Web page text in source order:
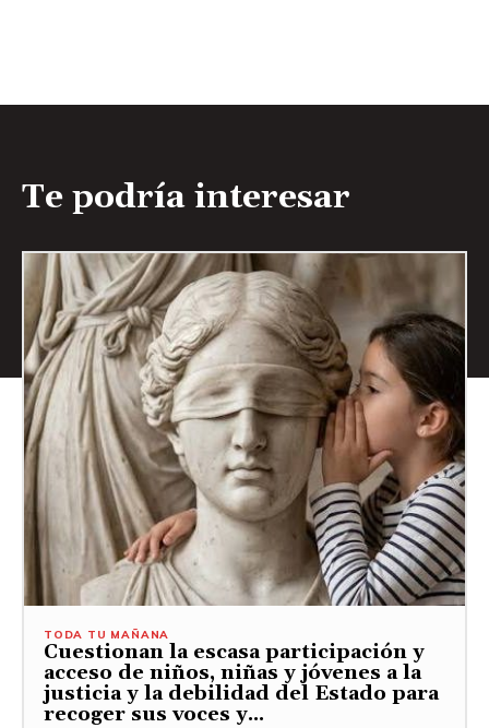
Te podría interesar
TODA TU MAÑANA
Cuestionan la escasa participación y
acceso de niños, niñas y jóvenes a la
justicia y la debilidad del Estado para
recoger sus voces y...